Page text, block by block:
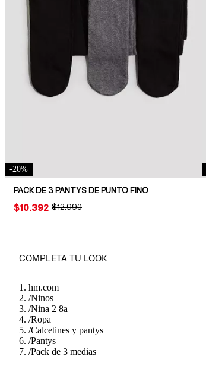
-20%
PACK DE 3 PANTYS DE PUNTO FINO
ORIGINAL PRICE:
$12.990
PRICE:
$10.392
COMPLETA TU LOOK
hm.com
/Ninos
/Nina 2 8a
/Ropa
/Calcetines y pantys
/Pantys
/Pack de 3 medias